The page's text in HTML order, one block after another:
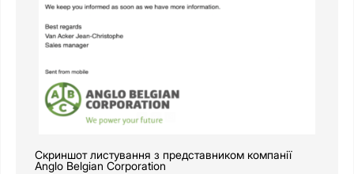
Скриншот листування з представником компанії
Anglo Belgian Corporation